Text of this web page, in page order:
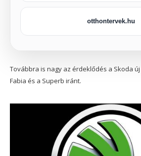
otthontervek.hu
Továbbra is nagy az érdeklődés a Skoda
Fabia és a Superb iránt.